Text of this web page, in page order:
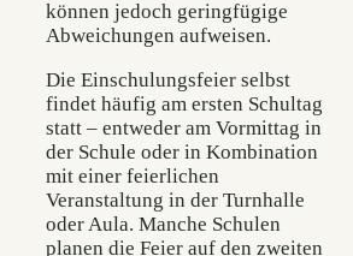
können jedoch geringfügige
Abweichungen aufweisen.
Die Einschulungsfeier selbst
findet häufig am ersten Schultag
statt – entweder am Vormittag in
der Schule oder in Kombination
mit einer feierlichen
Veranstaltung in der Turnhalle
oder Aula. Manche Schulen
planen die Feier auf den zweiten